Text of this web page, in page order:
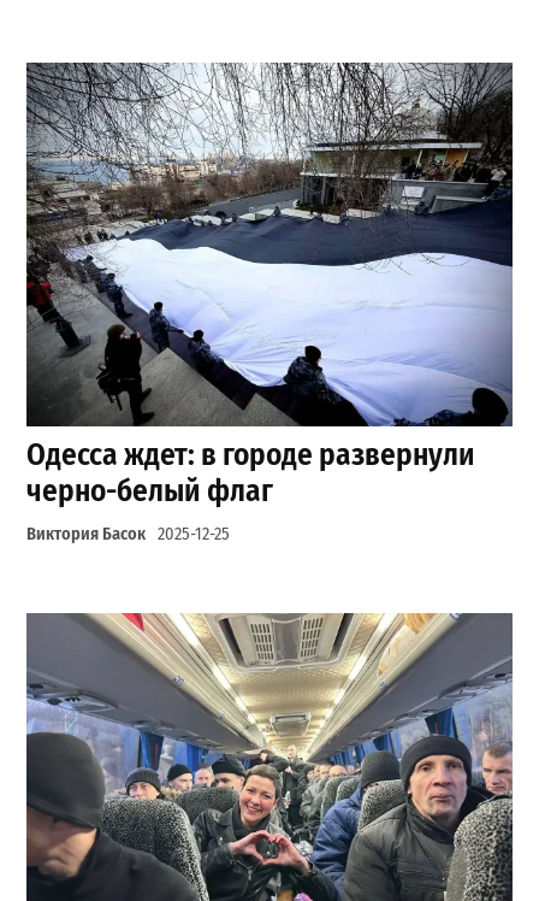
Одесса ждет: в городе развернули
черно-белый флаг
Виктория Басок 2025-12-25